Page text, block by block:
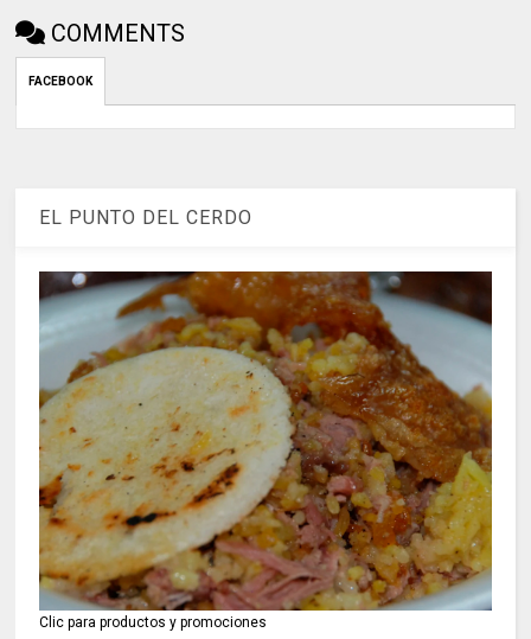
COMMENTS
FACEBOOK
EL PUNTO DEL CERDO
Clic para productos y promociones